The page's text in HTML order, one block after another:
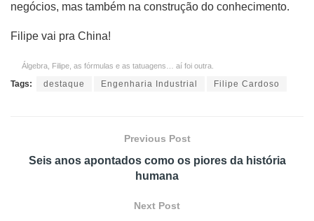
negócios, mas também na construção do conhecimento.
Filipe vai pra China!
Álgebra, Filipe, as fórmulas e as tatuagens… aí foi outra.
Tags: destaque Engenharia Industrial Filipe Cardoso
Previous Post
Seis anos apontados como os piores da história
humana
Next Post